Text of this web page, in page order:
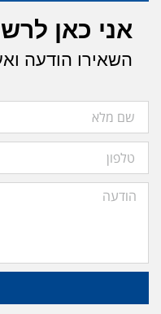
אני כאן
השאירו הודעה